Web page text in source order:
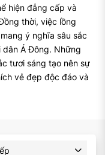
hiện đẳng cấp và
thời, việc lồng
ý nghĩa sâu sắc
Á Đông. Những
tươi sáng tạo nên sự
vẻ đẹp độc đáo và